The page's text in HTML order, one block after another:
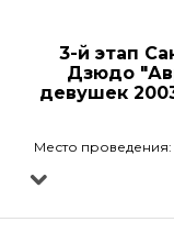
3-й этап
Дзюдо
девушек
Место